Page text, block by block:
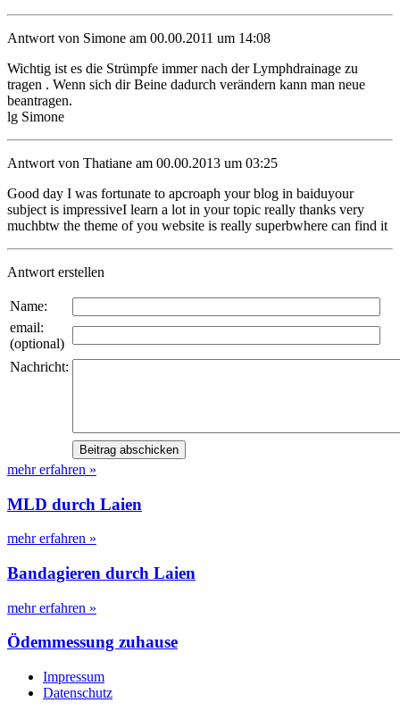
Antwort von Simone am 00.00.2011 um 14:08
Wichtig ist es die Strümpfe immer nach der Lymphdrainage zu
tragen . Wenn sich dir Beine dadurch verändern kann man neue
beantragen.
lg Simone
Antwort von Thatiane am 00.00.2013 um 03:25
Good day I was fortunate to apcroaph your blog in baiduyour
subject is impressiveI learn a lot in your topic really thanks very
muchbtw the theme of you website is really superbwhere can find it
Antwort erstellen
Name:
email:
(optional)
Nachricht:
mehr erfahren »
MLD durch Laien
mehr erfahren »
Bandagieren durch Laien
mehr erfahren »
Ödemmessung zuhause
Impressum
Datenschutz